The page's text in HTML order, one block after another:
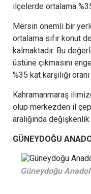
ilçelerde ortalama
Mersin önemli bir
ortalama sıfır konut
kalmaktadır. Bu
üstüne çıkmasını
%35 kat karşılığı
Kahramanmaraş
olup merkezden il
aralığında
GÜNEYDOĞU
Güneydoğu